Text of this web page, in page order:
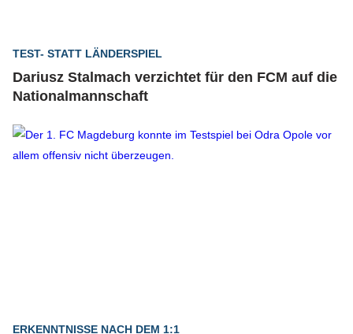
TEST- STATT LÄNDERSPIEL
Dariusz Stalmach verzichtet für den FCM auf die
Nationalmannschaft
ERKENNTNISSE NACH DEM 1:1